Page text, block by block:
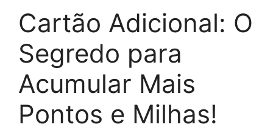
Cartão Adicional: O
Segredo para
Acumular Mais
Pontos e Milhas!